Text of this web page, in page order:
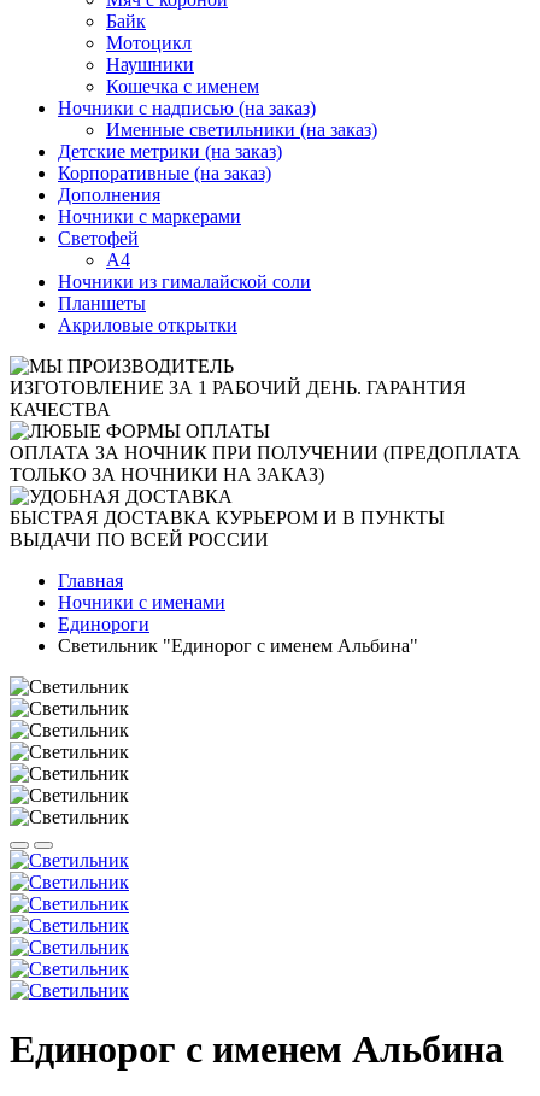
Байк
Мотоцикл
Наушники
Кошечка с именем
Ночники с надписью (на заказ)
Именные светильники (на заказ)
Детские метрики (на заказ)
Корпоративные (на заказ)
Дополнения
Ночники с маркерами
Светофей
А4
Ночники из гималайской соли
Планшеты
Акриловые открытки
ИЗГОТОВЛЕНИЕ ЗА 1 РАБОЧИЙ ДЕНЬ. ГАРАНТИЯ
КАЧЕСТВА
ОПЛАТА ЗА НОЧНИК ПРИ ПОЛУЧЕНИИ (ПРЕДОПЛАТА
ТОЛЬКО ЗА НОЧНИКИ НА ЗАКАЗ)
БЫСТРАЯ ДОСТАВКА КУРЬЕРОМ И В ПУНКТЫ
ВЫДАЧИ ПО ВСЕЙ РОССИИ
Главная
Ночники с именами
Единороги
Светильник "Единорог с именем Альбина"
Единорог с именем Альбина